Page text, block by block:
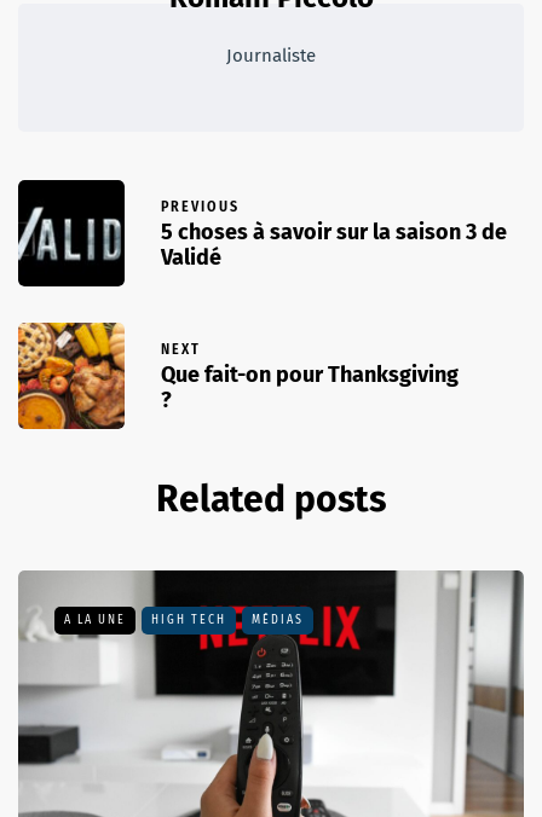
Journaliste
PREVIOUS
5 choses à savoir sur la saison 3 de
Validé
NEXT
Que fait-on pour Thanksgiving
?
Related posts
A LA UNE HIGH TECH MÉDIAS